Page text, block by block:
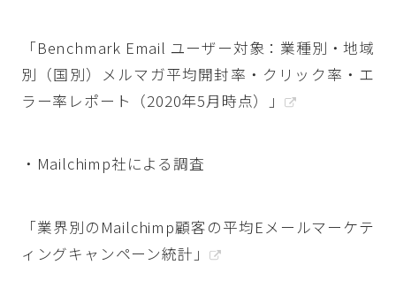
「Benchmark Email ユーザー対象：業種別・地域
別（国別）メルマガ平均開封率・クリック率・エ
ラー率レポート（2020年5月時点）」
・Mailchimp社による調査
「業界別のMailchimp顧客の平均Eメールマーケテ
ィングキャンペーン統計」